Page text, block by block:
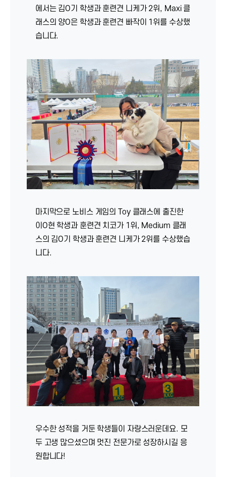
에서는 김O기 학생과 훈련견 니케가 2위, Maxi 클
래스의 양O은 학생과 훈련견 빠작이 1위를 수상했
습니다.
마지막으로 노비스 게임의 Toy 클래스에 출진한
이O현 학생과 훈련견 치코가 1위, Medium 클래
스의 김O기 학생과 훈련견 니케가 2위를 수상했습
니다.
우수한 성적을 거둔 학생들이 자랑스러운데요. 모
두 고생 많으셨으며 멋진 전문가로 성장하시길 응
원합니다!